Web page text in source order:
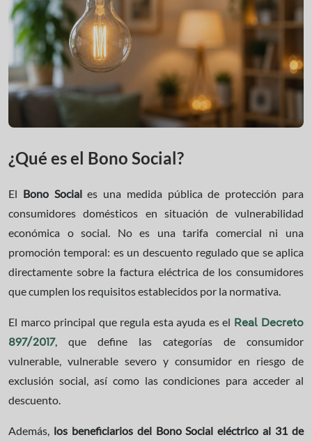
¿Qué es el Bono Social?
El Bono Sociales una medida pública de protección para
consumidores domésticos en situación de vulnerabilidad
económica o social. No es una tarifa comercial ni una
promoción temporal: es un descuento regulado que se aplica
directamente sobre la factura eléctrica de los consumidores
que cumplen los requisitos establecidos por la normativa.
El marco principal que regula esta ayuda es el Real Decreto
897/2017, que define las categorías de consumidor
vulnerable, vulnerable severo y consumidor en riesgo de
exclusión social, así como las condiciones para acceder al
descuento.
Además, los beneficiarios del Bono Social eléctrico al 31 de